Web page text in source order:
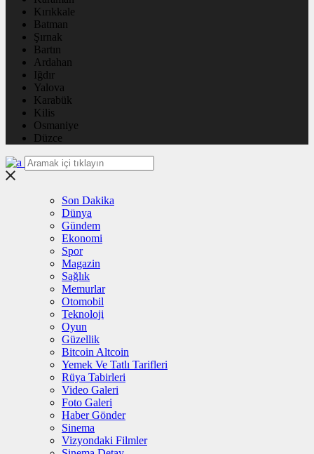
Kırıkkale
Batman
Şırnak
Bartın
Ardahan
Iğdır
Yalova
Karabük
Kilis
Osmaniye
Düzce
Son Dakika
Dünya
Gündem
Ekonomi
Spor
Magazin
Sağlık
Memurlar
Otomobil
Teknoloji
Oyun
Güzellik
Bitcoin Altcoin
Yemek Ve Tatlı Tarifleri
Rüya Tabirleri
Video Galeri
Foto Galeri
Haber Gönder
Sinema
Vizyondaki Filmler